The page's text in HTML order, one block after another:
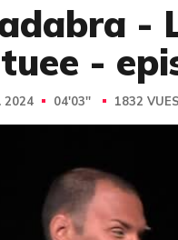
-
-
2024 04'03'' 1832 VUES